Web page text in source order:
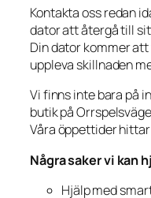
Kontakta oss redan
dator att återgå till
Din dator kommer
uppleva skillnaden
Vi finns inte bara på
butik på
Våra öppettider
Några saker vi kan
Hjälp med